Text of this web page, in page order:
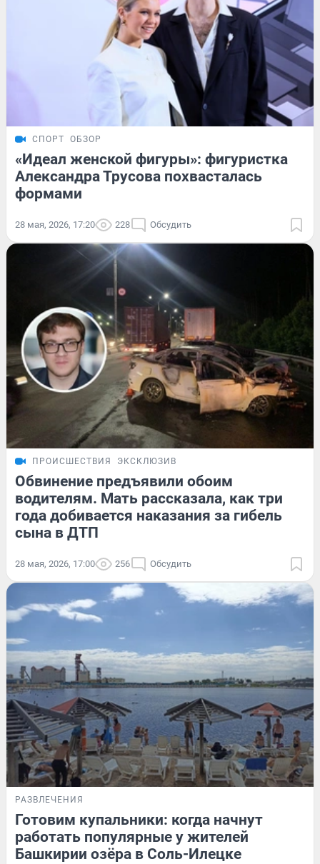
СПОРТ ОБЗОР
«Идеал женской фигуры»: фигуристка
Александра Трусова похвасталась
формами
28 мая, 2026, 17:20 228 Обсудить
ПРОИСШЕСТВИЯ ЭКСКЛЮЗИВ
Обвинение предъявили обоим
водителям. Мать рассказала, как три
года добивается наказания за гибель
сына в ДТП
28 мая, 2026, 17:00 256 Обсудить
РАЗВЛЕЧЕНИЯ
Готовим купальники: когда начнут
работать популярные у жителей
Башкирии озёра в Соль-Илецке